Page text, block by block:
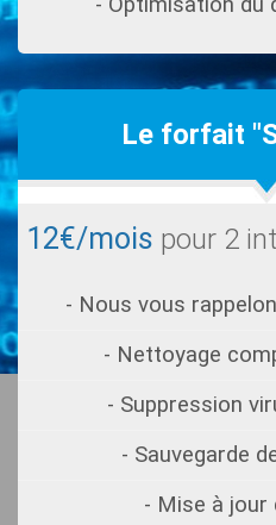
Le forfait
12€/mois pour 2
- Nous vous
- Nettoyage
- Suppression
- Sauvegarde
- Mise à jour